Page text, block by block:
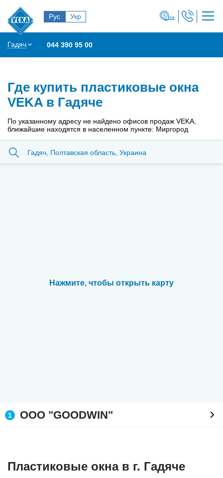
Рус Укр
Гадяч 044 390 95 00
Где купить пластиковые окна
VEKA в Гадяче
По указанному адресу не найдено офисов продаж VEKA,
ближайшие находятся в населенном пункте: Миргород
Нажмите, чтобы открыть карту
1 ООО "GOODWIN"
Пластиковые окна в г. Гадяче